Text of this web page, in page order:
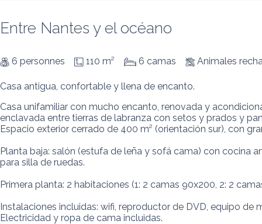
Entre Nantes y el océano
6 personnes 110 m² 6 camas Animales
Casa antigua, confortable y llena de encanto.
Casa unifamiliar con mucho encanto, renovada y
enclavada entre tierras de labranza con setos y prados y
Espacio exterior cerrado de 400 m² (orientación sur), con
Planta baja: salón (estufa de leña y sofá cama) con cocina
para silla de ruedas.
Primera planta: 2 habitaciones (1: 2 camas 90x200, 2: 2
Instalaciones incluidas: wifi, reproductor de DVD, equipo de
Electricidad y ropa de cama incluidas.